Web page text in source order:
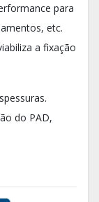
para
etc.
a fixação
do PAD,